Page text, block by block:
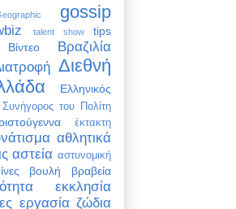
gossip
talent show
tips
Βίντεο
Βραζιλία
Διεθνή
Ελληνικός
Συνήγορος του Πολίτη
έκτακτη
αθλητικά
αστεία αστυνομική
βουλή βραβεία
εκκλησία
εργασία ζώδια